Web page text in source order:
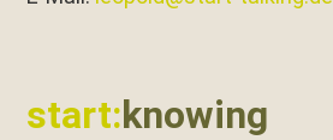
start:knowing